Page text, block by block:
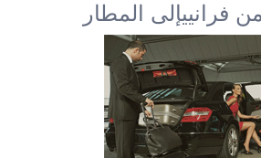
فرانييإلى المطار